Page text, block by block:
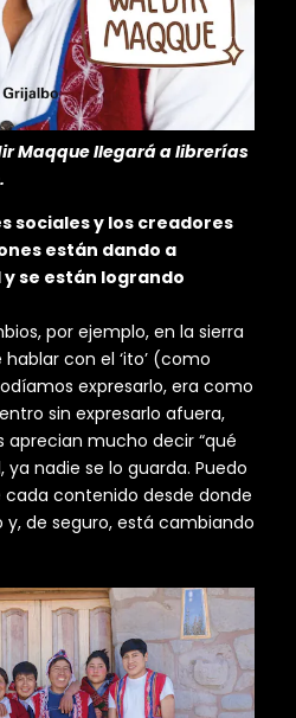
Maqque llegará a librerías
sociales y los creadores
están dando a
se están logrando
por ejemplo, en la sierra
con el ‘ito’ (como
expresarlo, era como
sin expresarlo afuera,
aprecian mucho decir “qué
nadie se lo guarda. Puedo
contenido desde donde
de seguro, está cambiando